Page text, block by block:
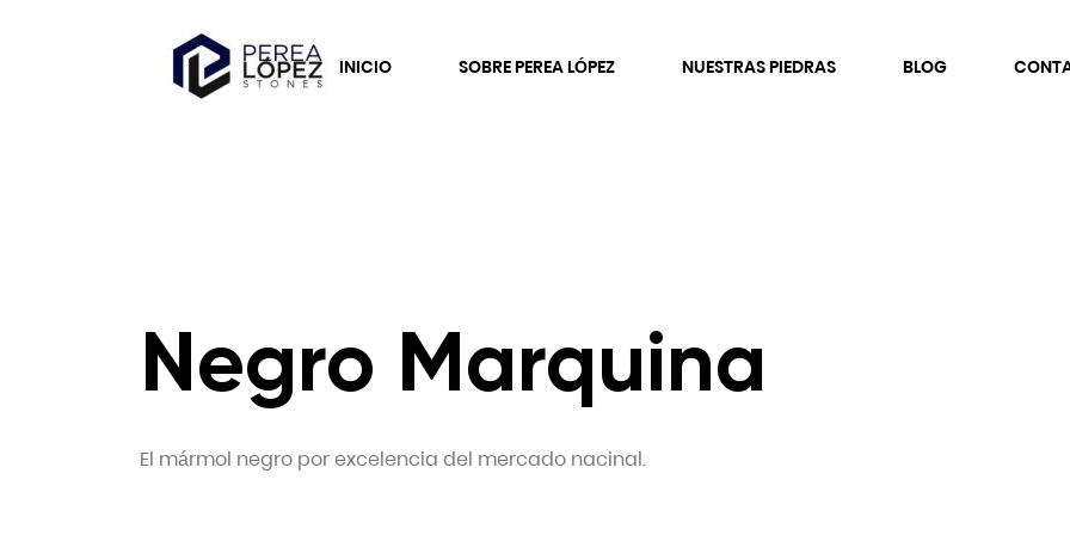
INICIO SOBRE PEREA LÓPEZ NUESTRAS PIEDRAS BLOG
Negro Marquina
El mármol negro por excelencia del mercado nacinal.